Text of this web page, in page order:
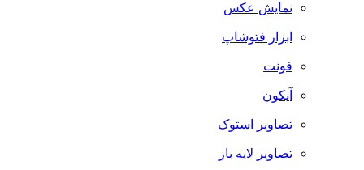
نمایش عکس
ابزار فتوشاپ
فونت
آیکون
تصاویر استوک
تصاویر لایه باز